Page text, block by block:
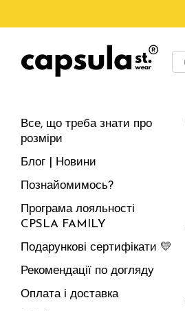
Все, що треба знати про
розміри
Блог | Новини
Познайомимось?
Програма лояльності
CPSLA FAMILY
Подарункові сертифікати 💛
Рекомендації по догляду
Оплата і доставка